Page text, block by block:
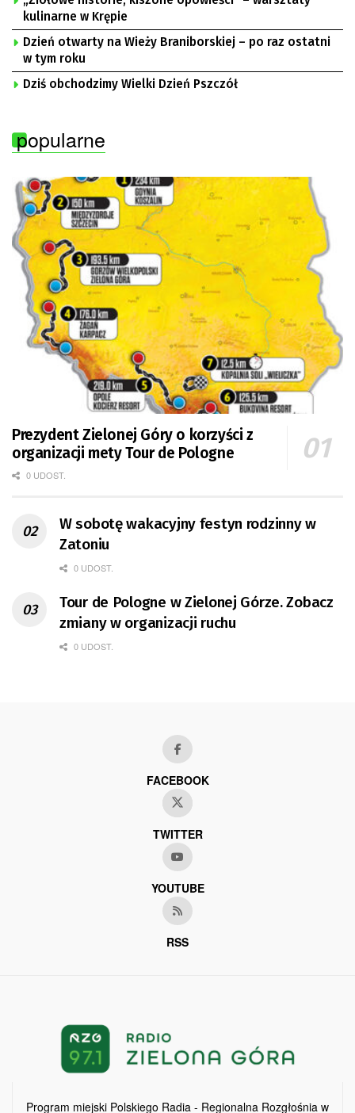
kulinarne w Krępie
Dzień otwarty na Wieży Braniborskiej – po raz ostatni
w tym roku
Dziś obchodzimy Wielki Dzień Pszczół
popularne
Prezydent Zielonej Góry o korzyści z
organizacji mety Tour de Pologne
0 UDOST.
W sobotę wakacyjny festyn rodzinny w
Zatoniu
0 UDOST.
Tour de Pologne w Zielonej Górze. Zobacz
zmiany w organizacji ruchu
0 UDOST.
FACEBOOK
TWITTER
YOUTUBE
RSS
Program miejski Polskiego Radia - Regionalna Rozgłośnia w